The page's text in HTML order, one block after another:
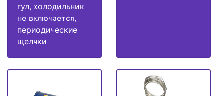
гул, холодильник
не включается,
периодические
щелчки